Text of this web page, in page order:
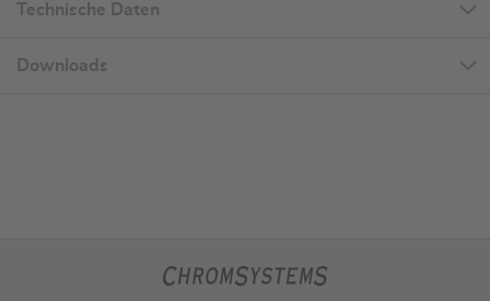
Technische Daten
Downloads